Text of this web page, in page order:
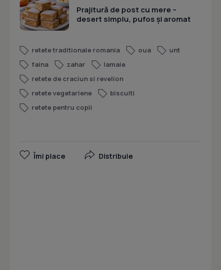
Prajitură de post cu mere –
desert simplu, pufos și aromat
retete traditionale romania oua
unt
faina
zahar
lamaie
retete de craciun si revelion
retete vegetariene
biscuiti
retete pentru copii
Îmi place Distribuie